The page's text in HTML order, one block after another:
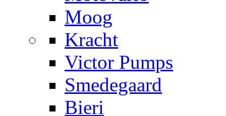
Moog
Kracht
Victor Pumps
Smedegaard
Bieri